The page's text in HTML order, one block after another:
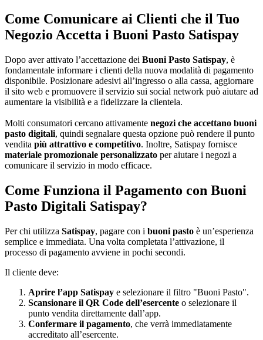
Come Comunicare ai Clienti che il Tuo
Negozio Accetta i Buoni Pasto Satispay
Dopo aver attivato l’accettazione dei Buoni Pasto Satispay, è
fondamentale informare i clienti della nuova modalità di pagamento
disponibile. Posizionare adesivi all’ingresso o alla cassa, aggiornare
il sito web e promuovere il servizio sui social network può aiutare ad
aumentare la visibilità e a fidelizzare la clientela.
Molti consumatori cercano attivamente negozi che accettano buoni
pasto digitali, quindi segnalare questa opzione può rendere il punto
vendita più attrattivo e competitivo. Inoltre, Satispay fornisce
materiale promozionale personalizzato per aiutare i negozi a
comunicare il servizio in modo efficace.
Come Funziona il Pagamento con Buoni
Pasto Digitali Satispay?
Per chi utilizza Satispay, pagare con i buoni pasto è un’esperienza
semplice e immediata. Una volta completata l’attivazione, il
processo di pagamento avviene in pochi secondi.
Il cliente deve:
Aprire l’app Satispay e selezionare il filtro "Buoni Pasto".
Scansionare il QR Code dell’esercente o selezionare il
punto vendita direttamente dall’app.
Confermare il pagamento, che verrà immediatamente
accreditato all’esercente.